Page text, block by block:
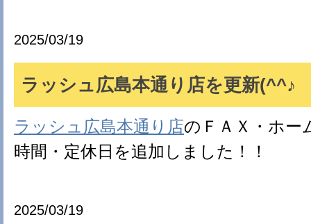
2025/03/19
ラッシュ広島本通り店を更新(^^♪
ラッシュ広島本通り店のＦＡＸ・ホー
時間・定休日を追加しました！！
2025/03/19